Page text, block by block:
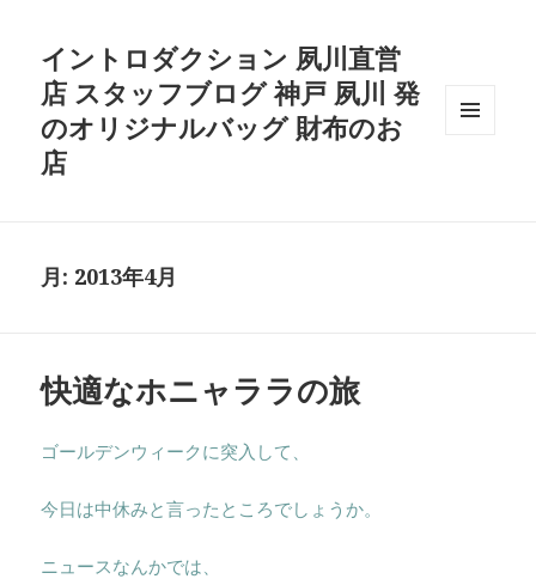
イントロダクション 夙川直営
店 スタッフブログ 神戸 夙川 発
のオリジナルバッグ 財布のお
店
月: 2013年4月
快適なホニャララの旅
ゴールデンウィークに突入して、
今日は中休みと言ったところでしょうか。
ニュースなんかでは、